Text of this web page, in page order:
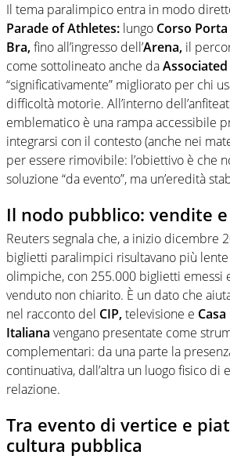
Il tema paralimpico entra in modo
Parade of Athletes: lungo Corso
Bra,fino all’ingresso dell’Arena, il
come sottolineato anche daAssociated
“significativamente” migliorato per chi
difficoltà motorie. All’interno
emblematico è una rampa accessibile
integrarsi con il contesto (anche nei
per essere rimovibile: l’obiettivo è che
soluzione “da evento”, ma un’eredità
Il nodo pubblico: vendite
Reuters segnala che, a inizio dicembre
biglietti paralimpici risultavano più
olimpiche, con 255.000 biglietti emessi
venduto non chiarito. È un dato che
nel racconto del CIP,televisione e
Italiana vengano presentate come
complementari: da una parte la
continuativa, dall’altra un luogo fisico di
relazione.
Tra evento di vertice e
cultura pubblica